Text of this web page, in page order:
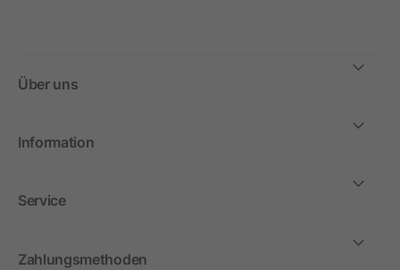
Über uns
Information
Service
Zahlungsmethoden